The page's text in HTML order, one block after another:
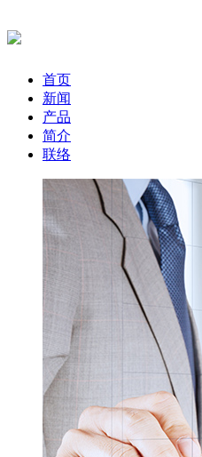
首页
新闻
产品
简介
联络